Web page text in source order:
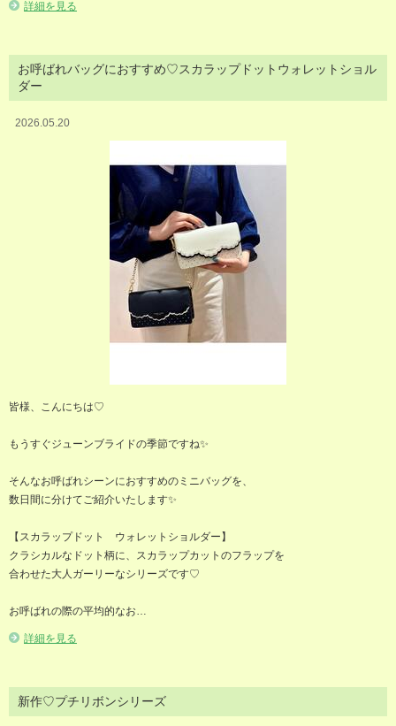
詳細を見る
お呼ばれバッグにおすすめ♡スカラップドットウォレットショル
ダー
2026.05.20
皆様、こんにちは♡
もうすぐジューンブライドの季節ですね✨
そんなお呼ばれシーンにおすすめのミニバッグを、
数日間に分けてご紹介いたします✨
【スカラップドット ウォレットショルダー】
クラシカルなドット柄に、スカラップカットのフラップを
合わせた大人ガーリーなシリーズです♡
お呼ばれの際の平均的なお…
詳細を見る
新作♡プチリボンシリーズ